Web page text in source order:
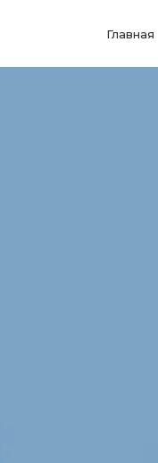
Главная